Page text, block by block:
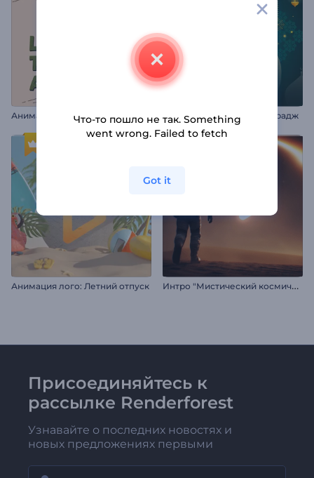
А
нимации к празднику Томатина Анимация Лайлат аль Мирадж
Анимация лого: Летний отпуск И
нтро "Мистический космический странник"
Присоединяйтесь к
рассылке Renderforest
Узнавайте о последних новостях и
новых предложениях первыми
Что-то пошло не так. Something
went wrong. Failed to fetch
Got it